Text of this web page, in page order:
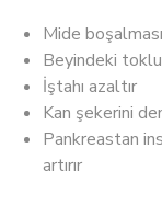
Mide
Beyindeki
İştahı azaltır
Kan şekerini
Pankreastan
artırır